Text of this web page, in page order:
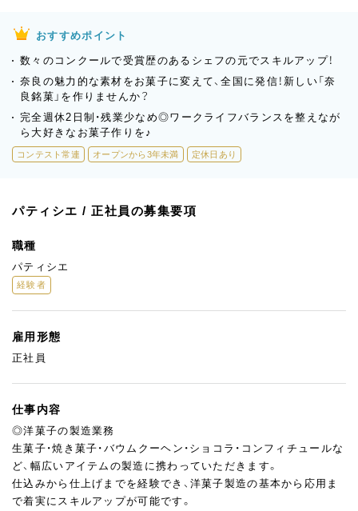
おすすめポイント
数々のコンクールで受賞歴のあるシェフの元でスキルアップ！
奈良の魅力的な素材をお菓子に変えて、全国に発信！新しい「奈
良銘菓」を作りませんか？
完全週休2日制・残業少なめ◎ワークライフバランスを整えなが
ら大好きなお菓子作りを♪
コンテスト常連 オープンから3年未満 定休日あり
パティシエ / 正社員の募集要項
職種
パティシエ
経験者
雇用形態
正社員
仕事内容
◎洋菓子の製造業務
生菓子・焼き菓子・バウムクーヘン・ショコラ・コンフィチュールな
ど、幅広いアイテムの製造に携わっていただきます。
仕込みから仕上げまでを経験でき、洋菓子製造の基本から応用ま
で着実にスキルアップが可能です。